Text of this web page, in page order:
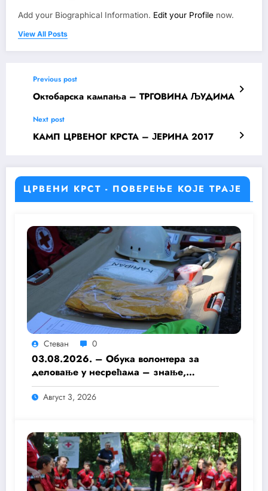
Add your Biographical Information. Edit your Profile now.
View All Posts
Previous post
Октобарска кампања – ТРГОВИНА ЉУДИМА
Next post
КАМП ЦРВЕНОГ КРСТА – ЈЕРИНА 2017
ЦРВЕНИ КРСТ - ПОВЕРЕЊЕ КОЈЕ ТРАЈЕ
Стеван 0
03.08.2026. – Обука волонтера за
деловање у несрећама – знање,
припремљеност и хуманост као темељ
безбедније заједнице
Август 3, 2026